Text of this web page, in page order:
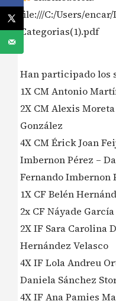
file:///C:/Users/
Categorias(1).pdf
Han participado los
1X CM Antonio
2X CM Alexis
González
4X CM Érick Joan
Imbernon Pérez –
Fernando Imbernon
1X CF Belén
2x CF Náyade
2X IF Sara Carolina
Hernández Velasco
4X IF Lola Andreu
Daniela Sánchez
4X IF Ana Pamies